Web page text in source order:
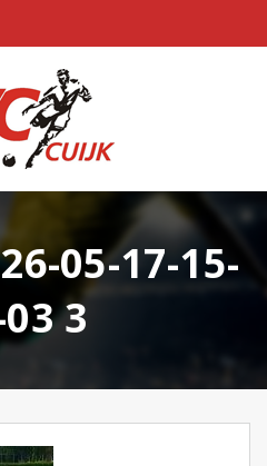
05-17-15-
3